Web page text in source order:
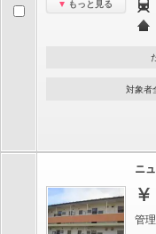
もっと見る
対象者
ニ
管